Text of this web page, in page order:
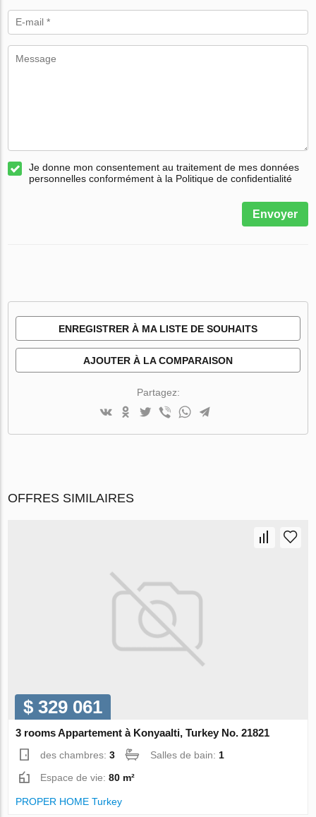
Je donne mon consentement au traitement de mes données
personnelles conformément à la Politique de confidentialité
Envoyer
ENREGISTRER À MA LISTE DE SOUHAITS
AJOUTER À LA COMPARAISON
Partagez:
OFFRES SIMILAIRES
$ 329 061
3 rooms Appartement à Konyaalti, Turkey No. 21821
des chambres:3 Salles de bain:1
Espace de vie:80 m²
PROPER HOME Turkey